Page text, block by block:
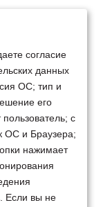
согласие
данных
ОС; тип и
его
с
ОС и Браузера;
нажимает
Если вы не